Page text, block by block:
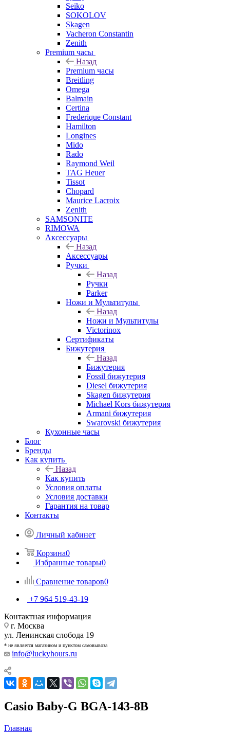
Seiko
SOKOLOV
Skagen
Vacheron Constantin
Zenith
Premium часы
Назад
Premium часы
Breitling
Omega
Balmain
Certina
Frederique Constant
Hamilton
Longines
Mido
Rado
Raymond Weil
TAG Heuer
Tissot
Chopard
Maurice Lacroix
Zenith
SAMSONITE
RIMOWA
Аксессуары
Назад
Аксессуары
Ручки
Назад
Ручки
Parker
Ножи и Мультитулы
Назад
Ножи и Мультитулы
Victorinox
Сертификаты
Бижутерия
Назад
Бижутерия
Fossil бижутерия
Diesel бижутерия
Skagen бижутерия
Michael Kors бижутерия
Armani бижутерия
Swarovski бижутерия
Кухонные часы
Блог
Бренды
Как купить
Назад
Как купить
Условия оплаты
Условия доставки
Гарантия на товар
Контакты
Личный кабинет
Корзина0
Избранные товары0
Сравнение товаров0
+7 964 519-43-19
Контактная информация
г. Москва
ул. Ленинская слобода 19
* не является магазином и пунктом самовывоза
info@luckyhours.ru
Casio Baby-G BGA-143-8B
Главная